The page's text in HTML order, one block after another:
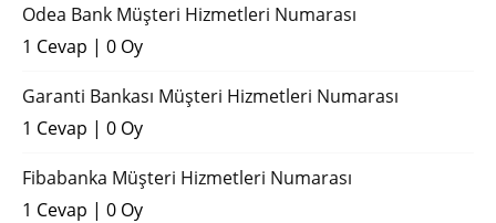
Odea Bank Müşteri Hizmetleri Numarası
1 Cevap | 0 Oy
Garanti Bankası Müşteri Hizmetleri Numarası
1 Cevap | 0 Oy
Fibabanka Müşteri Hizmetleri Numarası
1 Cevap | 0 Oy